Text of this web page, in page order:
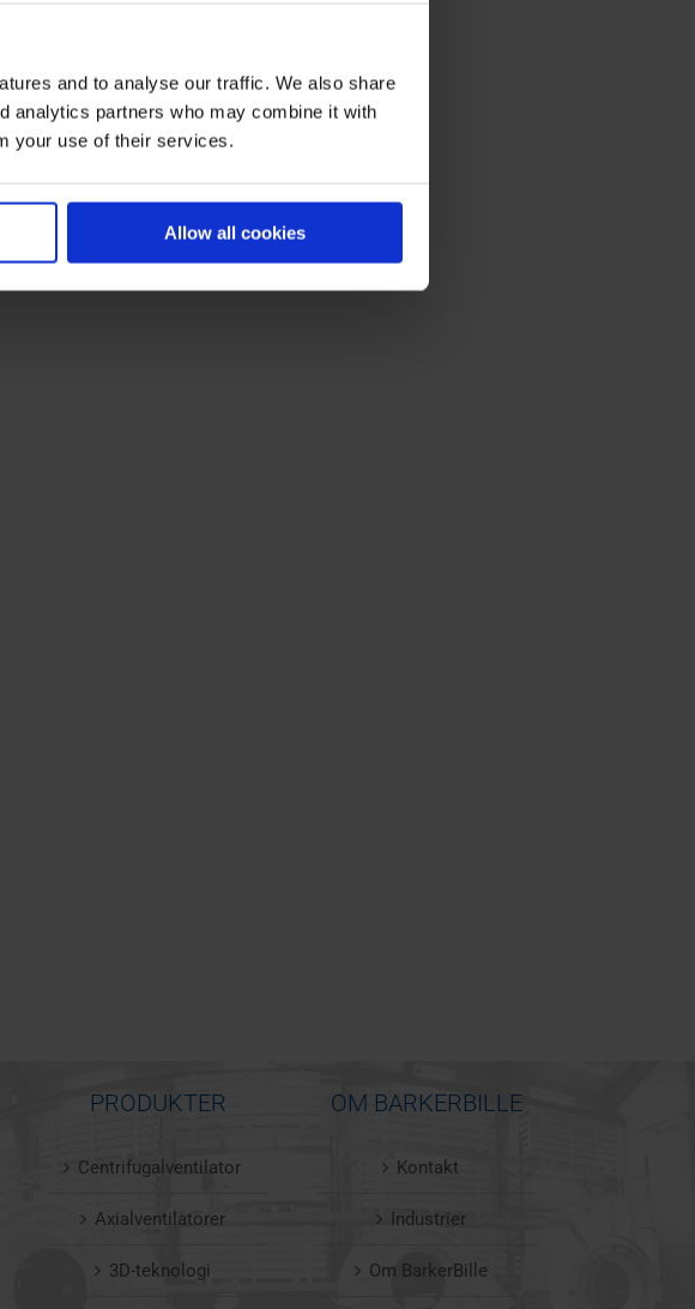
and to analyse our traffic. We also share
analytics partners who may combine it with
your use of their services.
Allow all cookies
PRODUKTER
Centrifugalventilator
Axialventilatorer
3D-teknologi
OM BARKERBILLE
Kontakt
Industrier
Om BarkerBille